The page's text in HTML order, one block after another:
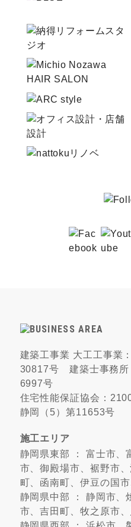
建築工事業 大工工事業
30817号 建築士事務所
6997号
住宅性能保証協会：
静岡（5）第11653号
施工エリア
静岡県東部 ： 富士市、
市、御殿場市、裾野市
町、函南町、伊豆の国
静岡県中部 ： 静岡市、
市、吉田町、牧之原市